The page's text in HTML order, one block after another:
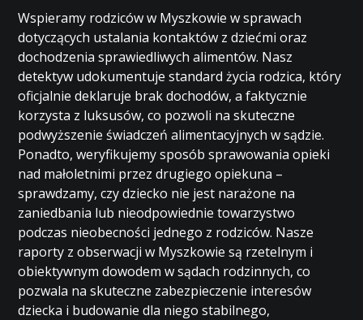
Wspieramy rodziców w Myszkowie w sprawach
dotyczących ustalania kontaktów z dziećmi oraz
dochodzenia sprawiedliwych alimentów. Nasz
detektyw udokumentuje standard życia rodzica, który
oficjalnie deklaruje brak dochodów, a faktycznie
korzysta z luksusów, co pozwoli na skuteczne
podwyższenie świadczeń alimentacyjnych w sądzie.
Ponadto, weryfikujemy sposób sprawowania opieki
nad małoletnimi przez drugiego opiekuna –
sprawdzamy, czy dziecko nie jest narażone na
zaniedbania lub nieodpowiednie towarzystwo
podczas nieobecności jednego z rodziców. Nasze
raporty z obserwacji w Myszkowie są rzetelnym i
obiektywnym dowodem w sądach rodzinnych, co
pozwala na skuteczne zabezpieczenie interesów
dziecka i budowanie dla niego stabilnego,